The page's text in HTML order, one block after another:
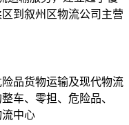
品货物运输及现代物流
车、零担、危险品、
中心
到叙州区物流公司主营